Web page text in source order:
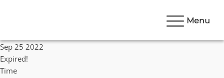
Menu
Sep 25 2022
Expired!
Time